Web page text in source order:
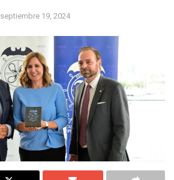
septiembre 19, 2024